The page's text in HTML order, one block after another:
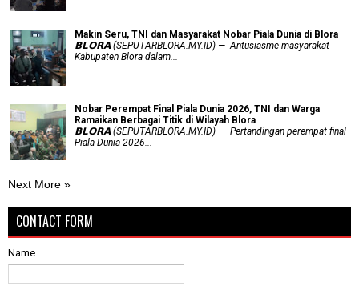
Makin Seru, TNI dan Masyarakat Nobar Piala Dunia di Blora
𝗕𝗟𝗢𝗥𝗔 (SEPUTARBLORA.MY.ID) — Antusiasme masyarakat
Kabupaten Blora dalam...
Nobar Perempat Final Piala Dunia 2026, TNI dan Warga
Ramaikan Berbagai Titik di Wilayah Blora
𝗕𝗟𝗢𝗥𝗔 (SEPUTARBLORA.MY.ID) — Pertandingan perempat final
Piala Dunia 2026...
Next More »
CONTACT FORM
Name